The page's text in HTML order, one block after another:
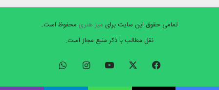
تمامی حقوق این سایت برای میز هنری محفوظ است.
نقل مطالب با ذکر منبع مجاز است.
فیسبوک ایکس یوتیوب اینستاگرام